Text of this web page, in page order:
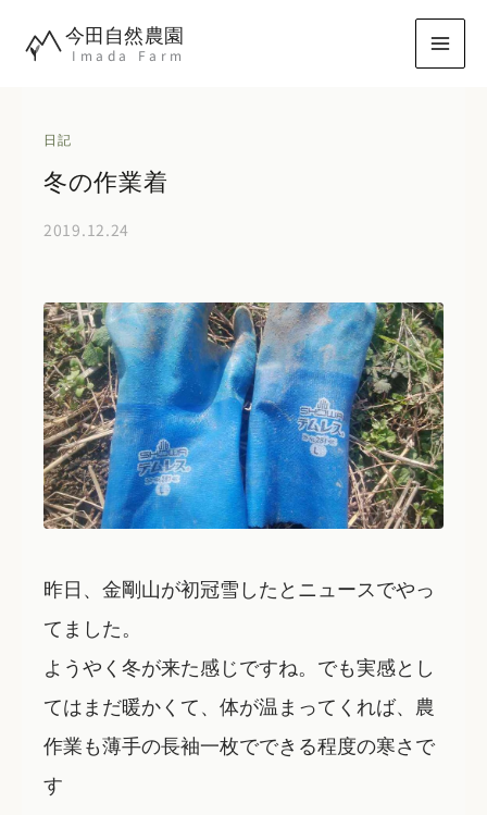
今田自然農園
Imada Farm
日記
冬の作業着
2019.12.24
昨日、金剛山が初冠雪したとニュースでやっ
てました。
ようやく冬が来た感じですね。でも実感とし
てはまだ暖かくて、体が温まってくれば、農
作業も薄手の長袖一枚でできる程度の寒さで
す